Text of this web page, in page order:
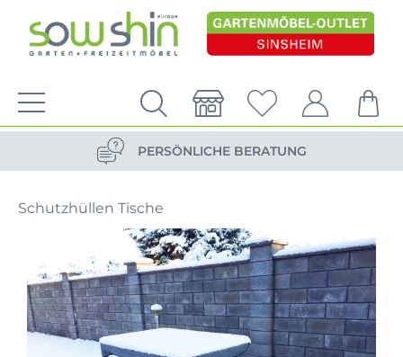
VERSANDKOSTENFREIE LIEFERUNG
PERSÖNLICHE BERATUNG
VERSANDKOSTENFREIE LIEFERUNG
PERSÖNLICHE BERATUNG
Schutzhüllen Tische